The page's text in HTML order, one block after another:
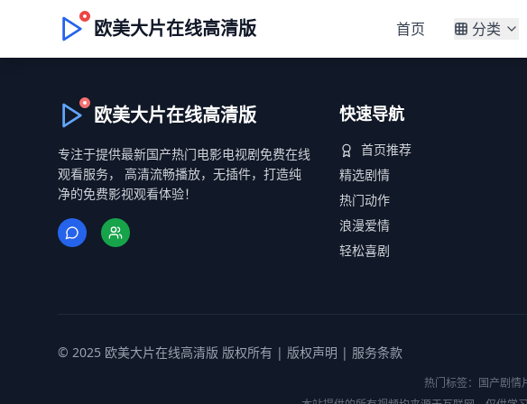
欧美大片在线高清版 首页 分类
欧美大片在线高清版
专注于提供最新国产热门电影电视剧免费在线
观看服务， 高清流畅播放，无插件，打造纯
净的免费影视观看体验！
快速导航
首页推荐
精选剧情
热门动作
浪漫爱情
轻松喜剧
© 2025 欧美大片在线高清版 版权所有 | 版权声明 | 服务条款
热门标签： 国产剧情